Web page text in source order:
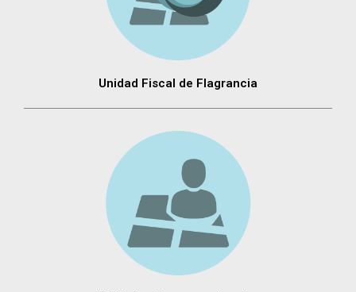
Unidad Fiscal de Flagrancia